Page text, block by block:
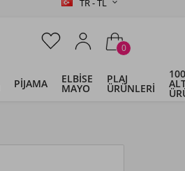
0
PİJAMA ELBİSE
MAYO
PLAJ
ÜRÜNLERİ